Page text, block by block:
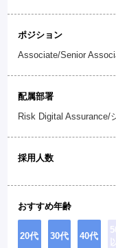
ポジション
Associate/Senior
配属部署
Risk Digital Assurance/
採用人数
おすすめ年齢
20代 30代 40代